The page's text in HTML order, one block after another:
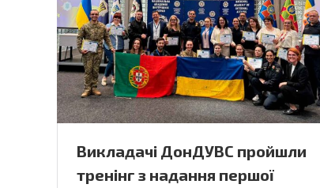
Викладачі ДонДУВС пройшли
тренінг з надання першої